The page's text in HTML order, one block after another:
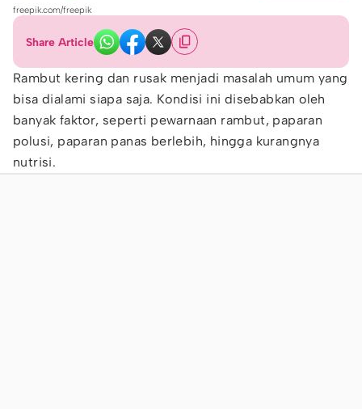
freepik.com/freepik
Share Article
Rambut kering dan rusak menjadi masalah umum yang
bisa dialami siapa saja. Kondisi ini disebabkan oleh
banyak faktor, seperti pewarnaan rambut, paparan
polusi, paparan panas berlebih, hingga kurangnya
nutrisi.